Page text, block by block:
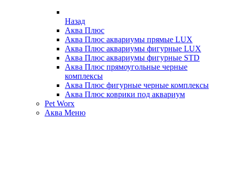
Назад
Аква Плюс
Аква Плюс аквариумы прямые LUX
Аква Плюс аквариумы фигурные LUX
Аква Плюс аквариумы фигурные STD
Аква Плюс прямоугольные черные
комплексы
Аква Плюс фигурные черные комплексы
Аква Плюс коврики под аквариум
Pet Worx
Аква Меню